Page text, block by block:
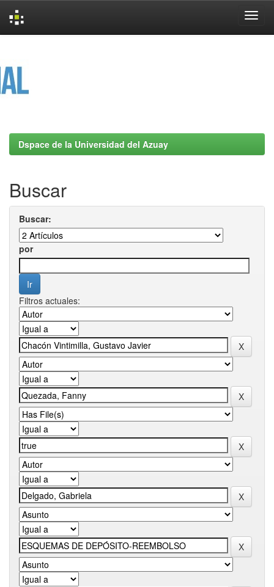
Dspace de la Universidad del Azuay
Buscar
Buscar:
por
Filtros actuales: